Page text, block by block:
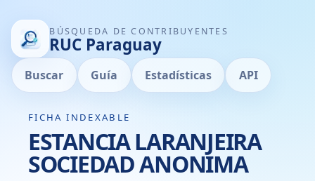
BÚSQUEDA DE CONTRIBUYENTES
RUC Paraguay
Buscar Guía Estadísticas API
FICHA INDEXABLE
ESTANCIA LARANJEIRA
SOCIEDAD ANONIMA